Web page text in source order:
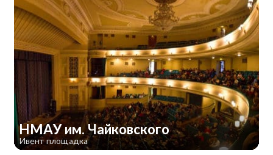
НМАУ им. Чайковского
Ивент площадка